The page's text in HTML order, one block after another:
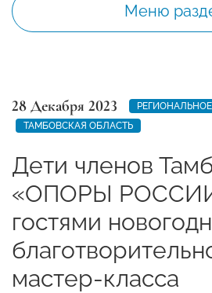
Меню
28 Декабря 2023
ТАМБОВСКАЯ ОБЛАСТЬ
Дети членов
«ОПОРЫ
гостями
мастер-класса